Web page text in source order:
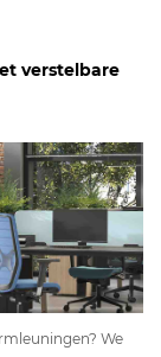
verstelbare
We